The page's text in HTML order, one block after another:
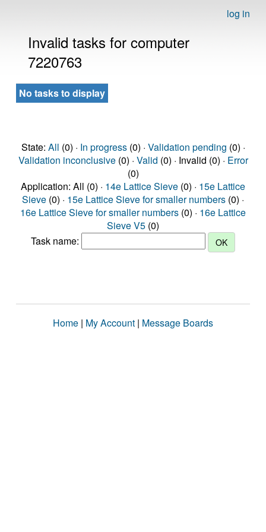
log in
Invalid tasks for computer
7220763
No tasks to display
State: All (0) · In progress(0) · Validation pending (0) ·
Validation inconclusive(0) · Valid (0) · Invalid (0) · Error
(0)
Application: All (0) · 14e Lattice Sieve (0) · 15e Lattice
Sieve (0) · 15e Lattice Sieve for smaller numbers (0) ·
16e Lattice Sieve for smaller numbers (0) · 16e Lattice
Sieve V5 (0)
Task name:
Home | My Account | Message Boards